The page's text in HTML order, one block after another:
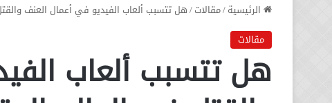
الرئيسية/مقالات/هل تتسبب ألعاب الفيديو في أعمال العنف
مقالات
هل تتسبب ألعاب
عاجل
أزمة
مخالفات
البناءعاجل تطورات جديدة في أزمة